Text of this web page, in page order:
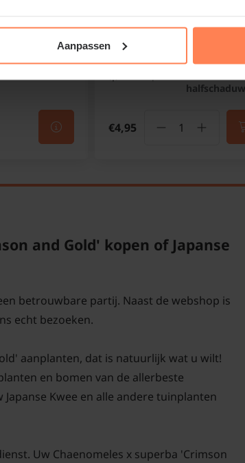
Aanpassen Bloeitijd:
Groenblijvend:Nee
halfschaduw
€4,95
and Gold' kopen of Japanse
betrouwbare partij. Naast de webshop is
echt bezoeken.
aanplanten, dat is natuurlijk wat u wilt!
en bomen van de allerbeste
Kwee en alle andere tuinplanten
Uw Chaenomeles x superba 'Crimson